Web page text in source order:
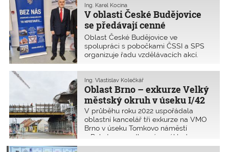
V oblasti České Budějovice
se předávají cenné
zkušenosti
Ing. Karel Kocina
Oblast České Budějovice ve
spolupráci s pobočkami ČSSI a SPS
organizuje řadu vzdělávacích akcí.
nich.
Oblast Brno – exkurze Velký
městský okruh v úseku I/42
Ing. Vlastislav Kolečkář
V průběhu roku 2022 uspořádala
oblastní kancelář tři exkurze na VMO
Brno v úseku Tomkovo náměstí
a Rokytova s odborným výkladem
k průběhu prací na této mimořádně